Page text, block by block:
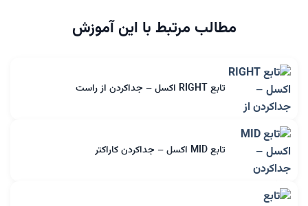
مطالب مرتبط با این آموزش
تابع RIGHT اکسل – جداکردن از راست
تابع MID اکسل – جداکردن کاراکتر